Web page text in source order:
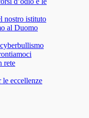
nostro istituto
al Duomo
rete
eccellenze